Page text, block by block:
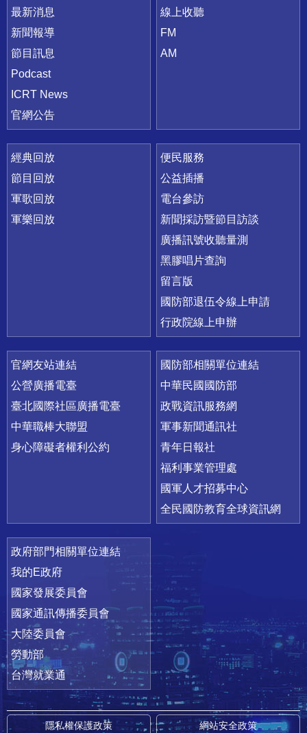
最新消息
新聞報導
節目訊息
Podcast
ICRT News
官網公告
線上收聽
FM
AM
經典回放
節目回放
軍歌回放
軍樂回放
便民服務
公益插播
電台參訪
新聞採訪暨節目訪談
廣播訊號收聽量測
黑膠唱片查詢
留言版
國防部退伍令線上申請
行政院線上申辦
官網友站連結
公營廣播電臺
臺北國際社區廣播電臺
中華職棒大聯盟
身心障礙者權利公約
國防部相關單位連結
中華民國國防部
政戰資訊服務網
軍事新聞通訊社
青年日報社
福利事業管理處
國軍人才招募中心
全民國防教育全球資訊網
政府部門相關單位連結
我的E政府
國家發展委員會
國家通訊傳播委員會
大陸委員會
勞動部
台灣就業通
隱私權保護政策 網站安全政策